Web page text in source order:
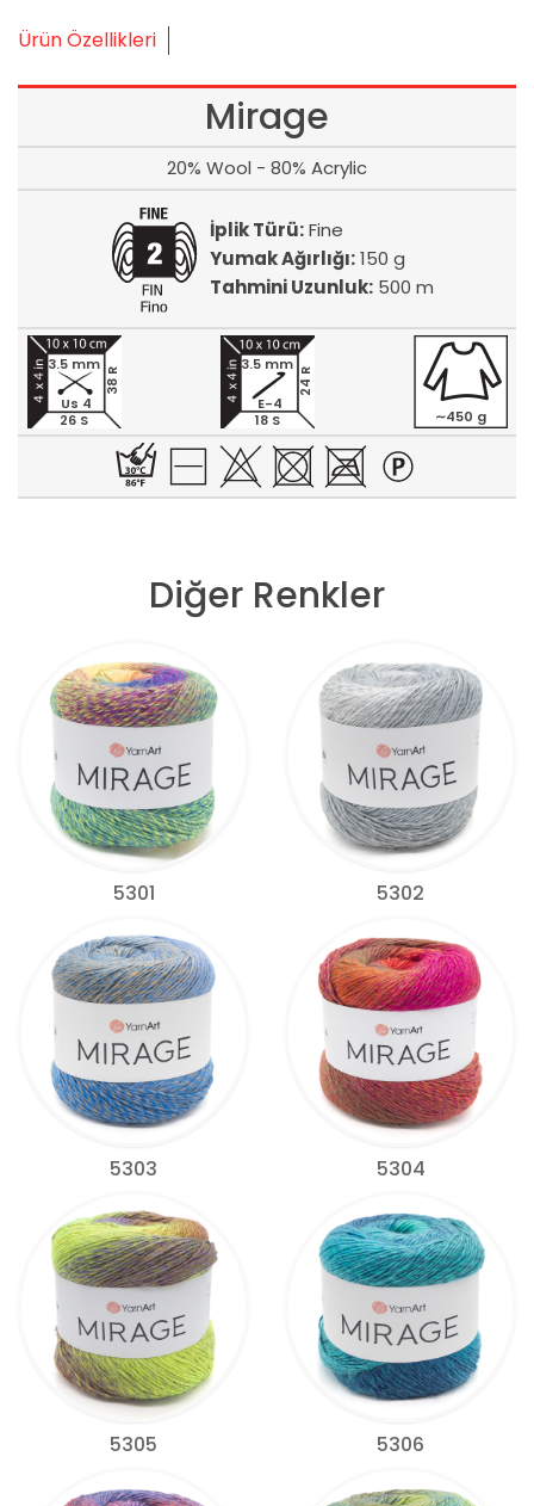
Ürün Özellikleri
Mirage
20% Wool - 80% Acrylic
İplik Türü:Fine
Yumak Ağırlığı:150 g
Tahmini Uzunluk: 500 m
26 S
38 R
3.5 mm
Us 4
18 S
24 R
3.5 mm
E-4
∼450 g
Diğer Renkler
5301 5302
5303 5304
5305 5306